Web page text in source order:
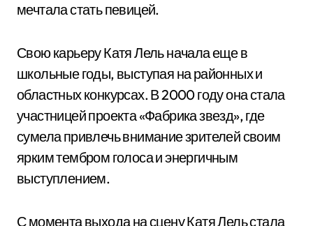
мечтала стать певицей.
Свою карьеру Катя Лель начала еще в
школьные годы, выступая на районных и
областных конкурсах. В 2000 году она стала
участницей проекта «Фабрика звезд», где
сумела привлечь внимание зрителей своим
ярким тембром голоса и энергичным
выступлением.
С момента выхода на сцену Катя Лель стала